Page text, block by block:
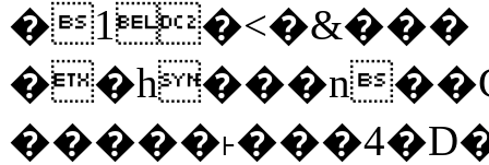
�1�<�&���